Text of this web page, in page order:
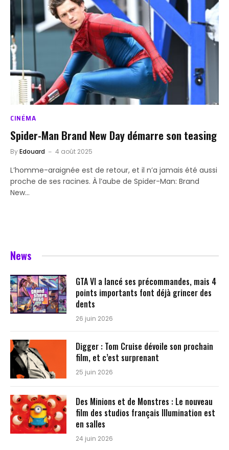
CINÉMA
Spider-Man Brand New Day démarre son teasing
ByEdouard 4 août 2025
L’homme-araignée est de retour, et il n’a jamais été aussi
proche de ses racines. À l’aube de Spider-Man: Brand
New…
News
GTA VI a lancé ses précommandes, mais 4
points importants font déjà grincer des
dents
26 juin 2026
Digger : Tom Cruise dévoile son prochain
film, et c’est surprenant
25 juin 2026
Des Minions et de Monstres : Le nouveau
film des studios français Illumination est
en salles
24 juin 2026